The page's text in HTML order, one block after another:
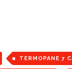
TERMOPANE 7